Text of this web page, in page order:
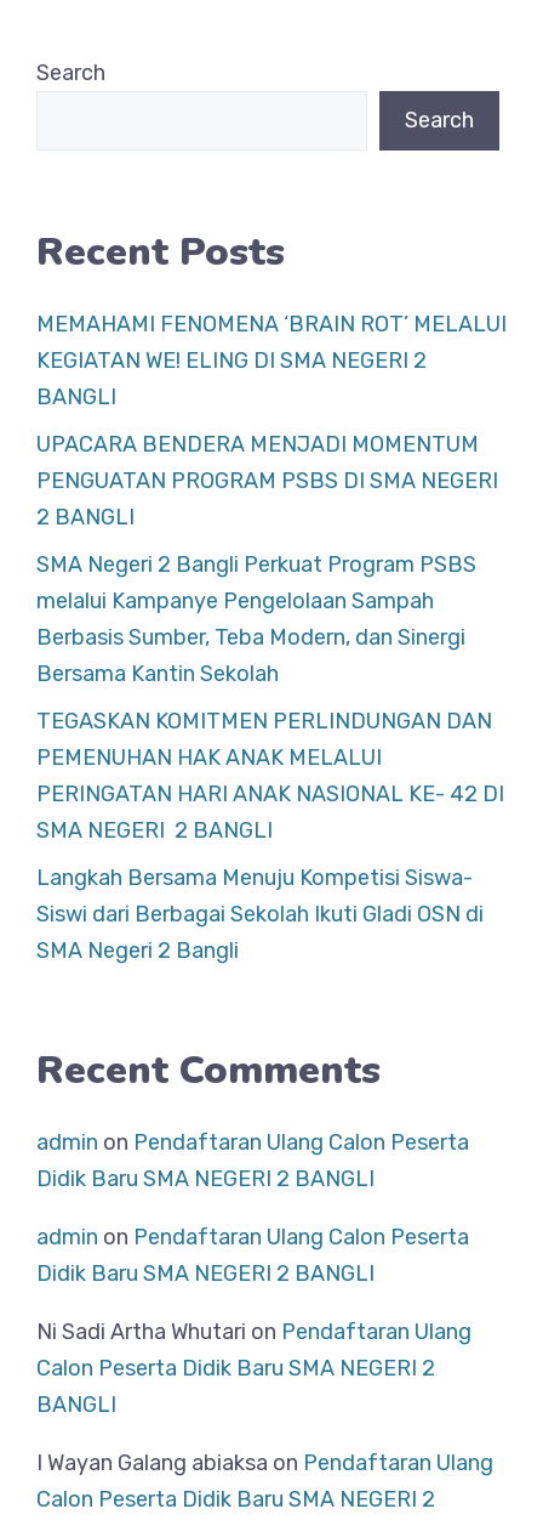
b
o
Search
Search
Recent Posts
MEMAHAMI FENOMENA ‘BRAIN ROT’ MELALUI
KEGIATAN WE! ELING DI SMA NEGERI 2
BANGLI
UPACARA BENDERA MENJADI MOMENTUM
PENGUATAN PROGRAM PSBS DI SMA NEGERI
2 BANGLI
SMA Negeri 2 Bangli Perkuat Program PSBS
melalui Kampanye Pengelolaan Sampah
Berbasis Sumber, Teba Modern, dan Sinergi
Bersama Kantin Sekolah
TEGASKAN KOMITMEN PERLINDUNGAN DAN
PEMENUHAN HAK ANAK MELALUI
PERINGATAN HARI ANAK NASIONAL KE- 42 DI
SMA NEGERI 2 BANGLI
Langkah Bersama Menuju Kompetisi Siswa-
Siswi dari Berbagai Sekolah Ikuti Gladi OSN di
SMA Negeri 2 Bangli
Recent Comments
admin on Pendaftaran Ulang Calon Peserta
Didik Baru SMA NEGERI 2 BANGLI
admin on Pendaftaran Ulang Calon Peserta
Didik Baru SMA NEGERI 2 BANGLI
Ni Sadi Artha Whutari on Pendaftaran Ulang
Calon Peserta Didik Baru SMA NEGERI 2
BANGLI
I Wayan Galang abiaksa on Pendaftaran Ulang
Calon Peserta Didik Baru SMA NEGERI 2